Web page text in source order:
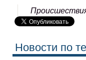
Новости по